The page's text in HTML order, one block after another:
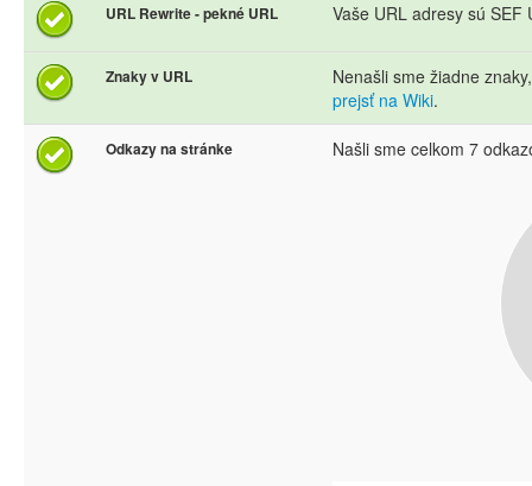
URL Rewrite - pekné URL Vaše URL adresy sú
Znaky v URL
Nenašli sme žiadne
prejsť na Wiki.
Odkazy na stránke Našli sme celkom 7